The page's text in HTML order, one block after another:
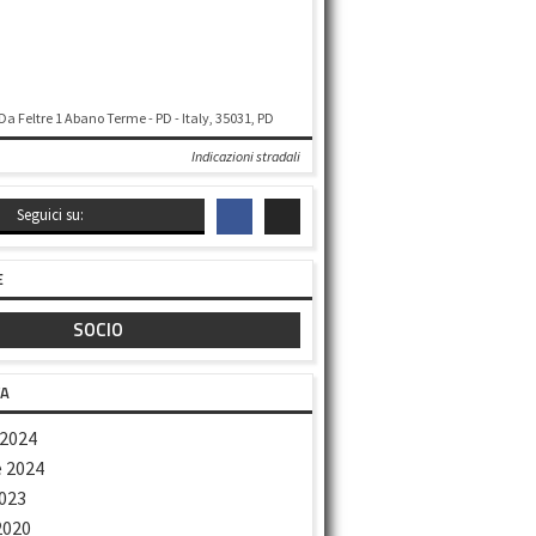
Feltre 1 Abano Terme - PD - Italy, 35031, PD
Indicazioni stradali
Seguici su:
SOCIO